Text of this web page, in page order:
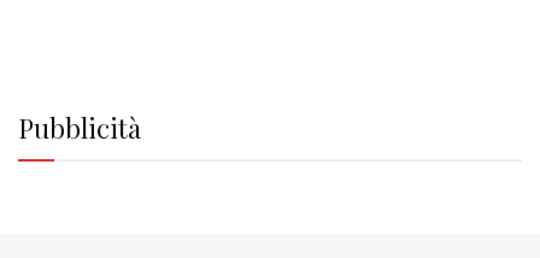
Pubblicità